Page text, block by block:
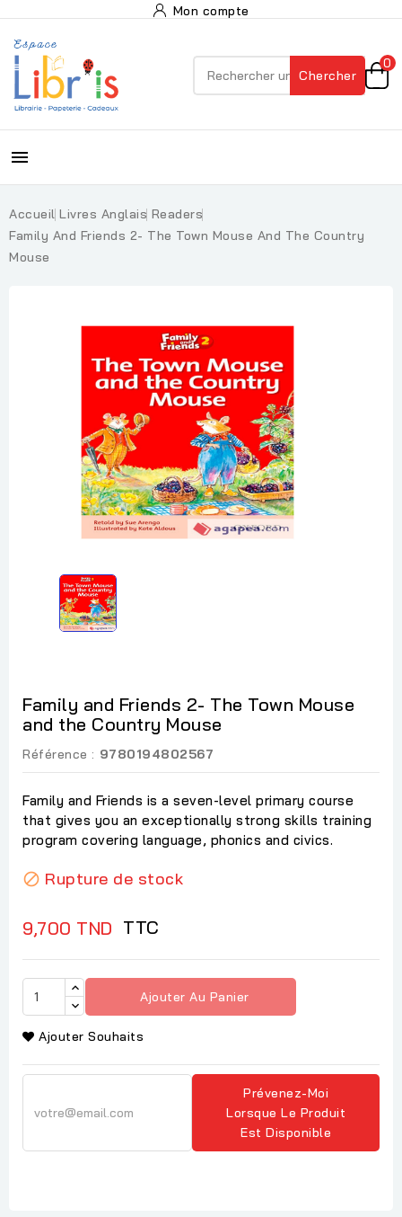
Mon compte
Chercher
0

Accueil Livres Anglais Readers
Family And Friends 2- The Town Mouse And The Country
Mouse
Family and Friends 2- The Town Mouse
and the Country Mouse
Référence : 9780194802567
Family and Friends is a seven-level primary course
that gives you an exceptionally strong skills training
program covering language, phonics and civics.
 Rupture de stock
9,700 TND TTC
Ajouter Au Panier
Ajouter Souhaits
Prévenez-Moi
Lorsque Le Produit
Est Disponible